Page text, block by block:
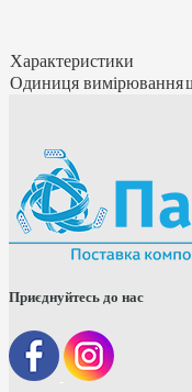
Характеристики
Одиниця вимірювання
Приєднуйтесь до нас